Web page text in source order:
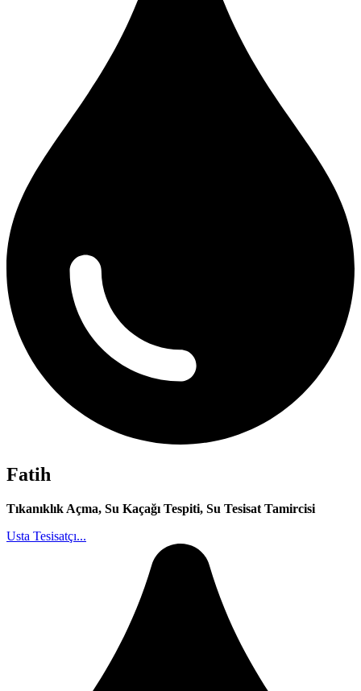
Fatih
Tıkanıklık Açma, Su Kaçağı Tespiti, Su Tesisat Tamircisi
Usta Tesisatçı...